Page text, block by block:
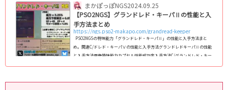
まかぽっぽNGS2024.09.25
【PSO2NGS】グランドレド・キーパⅡの性能と入
手方法まとめ
https://ngs.pso2-makapo.com/grandread-keeper
PSO2NGSの特殊能力「グランドレド・キーパⅡ」の性能と入手方法まと
め｡ 関連C/ドレド・キーパⅤの性能と入手方法グランドレドキーパⅡの性能
と入手方法画像特殊能力カプセル性能成功率入手方法C/グランドレド・キー
2.5%威力下限補正+5.0%ダメージ耐性+1.0%7%アイテムラボ特殊能力カプセ